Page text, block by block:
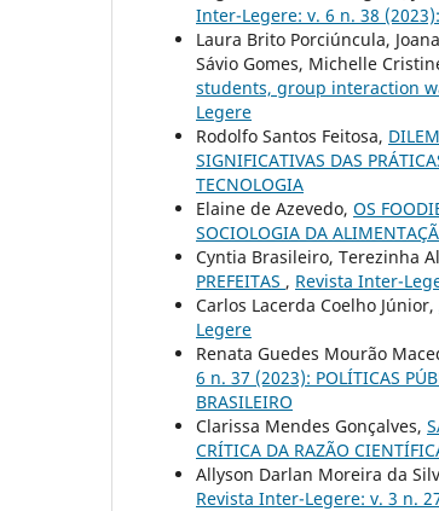
Inter-Legere: v. 6 n. 38
Laura Brito Porciúncula,
Sávio Gomes, Michelle
students, group interaction
Legere
Rodolfo Santos Feitosa,
SIGNIFICATIVAS DAS
TECNOLOGIA
Elaine de Azevedo, OS
SOCIOLOGIA DA
Cyntia Brasileiro, Terezinha
PREFEITAS , Revista Inter-
Carlos Lacerda Coelho Júnior,
Legere
Renata Guedes Mourão
6 n. 37 (2023): POLÍTICAS
BRASILEIRO
Clarissa Mendes Gonçalves,
CRÍTICA DA RAZÃO
Allyson Darlan Moreira da
Revista Inter-Legere: v. 3 n.